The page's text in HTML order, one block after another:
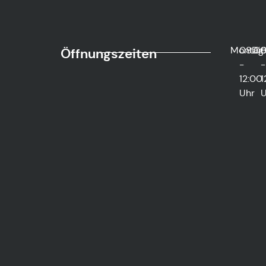
Öffnungszeiten Montag
08:00
-
12:00
Uhr
-